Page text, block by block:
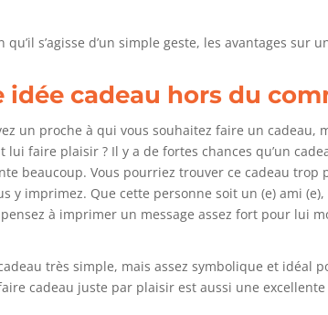
qu’il s’agisse d’un simple geste, les avantages sur
idée cadeau hors du
un proche à qui vous souhaitez faire un cadeau,
lui faire plaisir ? Il y a de fortes chances qu’un
beaucoup. Vous pourriez trouver ce cadeau
y imprimez. Que cette personne soit un (e) ami
à imprimer un message assez fort pour lui
très simple, mais assez symbolique et idéal
cadeau juste par plaisir est aussi une excellente